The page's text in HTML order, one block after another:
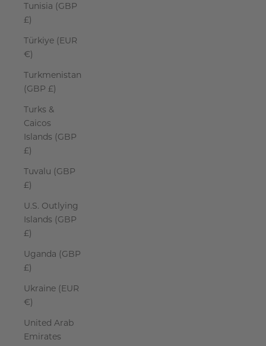
Tunisia (GBP
£)
Türkiye (EUR
€)
Turkmenistan
(GBP £)
Turks &
Caicos
Islands (GBP
£)
Tuvalu (GBP
£)
U.S. Outlying
Islands (GBP
£)
Uganda (GBP
£)
Ukraine (EUR
€)
United Arab
Emirates